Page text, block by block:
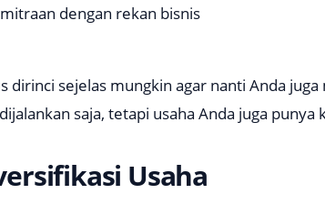
dengan rekan bisnis
dirinci sejelas mungkin agar nanti Anda
saja, tetapi usaha Anda juga punya
Usaha